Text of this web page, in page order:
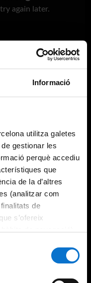
Informació
utilitza galetes
gestionar les
perquè accediu
que
de la d’altres
(analitzar com
de
s’ofereix
lloc web de la
again later.